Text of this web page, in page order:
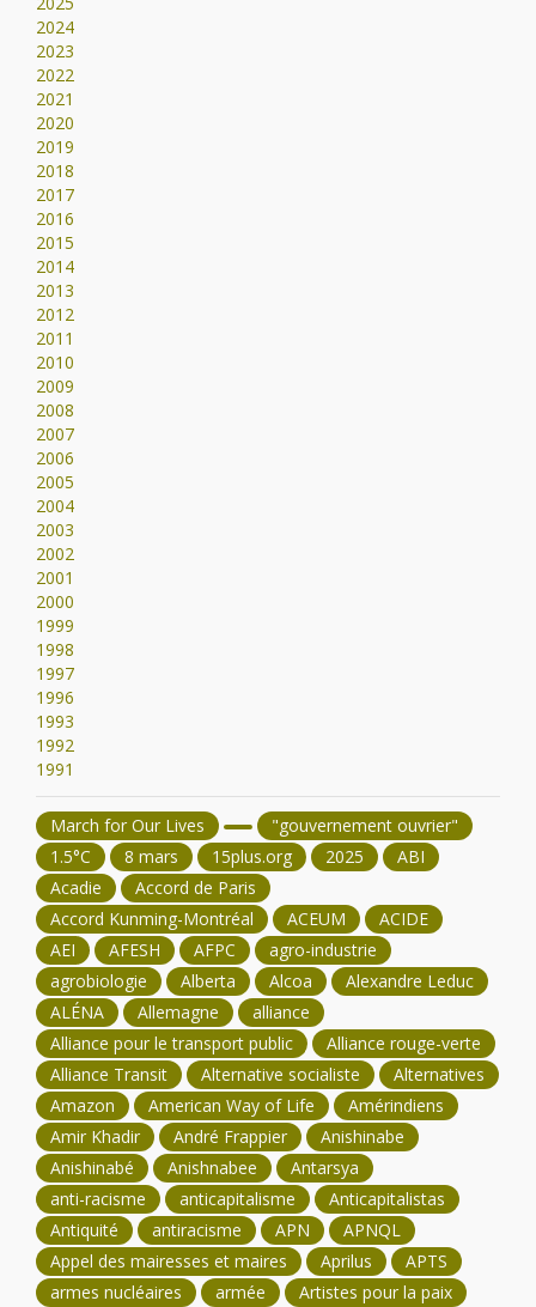
2024
2023
2022
2021
2020
2019
2018
2017
2016
2015
2014
2013
2012
2011
2010
2009
2008
2007
2006
2005
2004
2003
2002
2001
2000
1999
1998
1997
1996
1993
1992
1991
March for Our Lives
"gouvernement ouvrier"
1.5°C
8 mars 15plus.org 2025
ABI
Acadie
Accord de Paris
Accord Kunming-Montréal
ACEUM
ACIDE
AEI
AFESH AFPC
agro-industrie
agrobiologie
Alberta Alcoa
Alexandre Leduc
ALÉNA
Allemagne
alliance
Alliance pour le transport public
Alliance rouge-verte
Alliance Transit
Alternative socialiste
Alternatives
Amazon
American Way of Life
Amérindiens
Amir Khadir
André Frappier
Anishinabe
Anishinabé
Anishnabee
Antarsya
anti-racisme
anticapitalisme
Anticapitalistas
Antiquité
antiracisme APN
APNQL
Appel des mairesses et maires
Aprilus
APTS
armes nucléaires
armée Artistes pour la paix